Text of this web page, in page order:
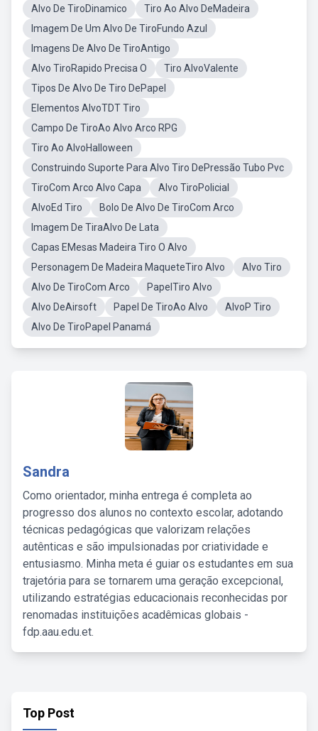
Alvo De TiroDinamico
Tiro Ao Alvo DeMadeira
Imagem De Um Alvo De TiroFundo Azul
Imagens De Alvo De TiroAntigo
Alvo TiroRapido Precisa O
Tiro AlvoValente
Tipos De Alvo De Tiro DePapel
Elementos AlvoTDT Tiro
Campo De TiroAo Alvo Arco RPG
Tiro Ao AlvoHalloween
Construindo Suporte Para Alvo Tiro DePressão Tubo Pvc
TiroCom Arco Alvo Capa
Alvo TiroPolicial
AlvoEd Tiro
Bolo De Alvo De TiroCom Arco
Imagem De TiraAlvo De Lata
Capas EMesas Madeira Tiro O Alvo
Personagem De Madeira MaqueteTiro Alvo
Alvo Tiro
Alvo De TiroCom Arco
PapelTiro Alvo
Alvo DeAirsoft
Papel De TiroAo Alvo
AlvoP Tiro
Alvo De TiroPapel Panamá
Sandra
Como orientador, minha entrega é completa ao
progresso dos alunos no contexto escolar, adotando
técnicas pedagógicas que valorizam relações
autênticas e são impulsionadas por criatividade e
entusiasmo. Minha meta é guiar os estudantes em sua
trajetória para se tornarem uma geração excepcional,
utilizando estratégias educacionais reconhecidas por
renomadas instituições acadêmicas globais -
fdp.aau.edu.et.
Top Post